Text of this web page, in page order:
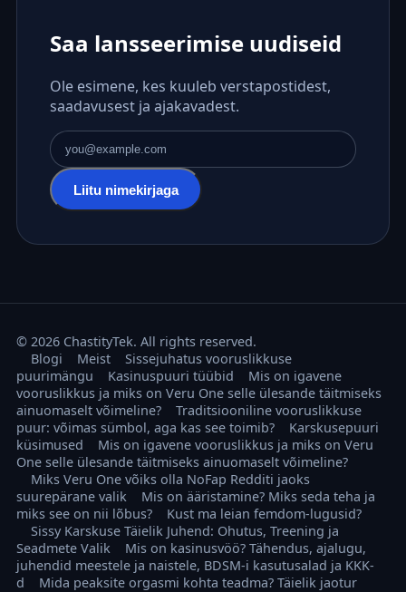
Saa lansseerimise uudiseid
Ole esimene, kes kuuleb verstapostidest,
saadavusest ja ajakavadest.
E-posti aadress
Liitu nimekirjaga
© 2026 ChastityTek. All rights reserved.
Blogi
Meist
Sissejuhatus vooruslikkuse
puurimängu
Kasinuspuuri tüübid
Mis on igavene
vooruslikkus ja miks on Veru One selle ülesande täitmiseks
ainuomaselt võimeline?
Traditsiooniline vooruslikkuse
puur: võimas sümbol, aga kas see toimib?
Karskusepuuri
küsimused
Mis on igavene vooruslikkus ja miks on Veru
One selle ülesande täitmiseks ainuomaselt võimeline?
Miks Veru One võiks olla NoFap Redditi jaoks
suurepärane valik
Mis on ääristamine? Miks seda teha ja
miks see on nii lõbus?
Kust ma leian femdom-lugusid?
Sissy Karskuse Täielik Juhend: Ohutus, Treening ja
Seadmete Valik
Mis on kasinusvöö? Tähendus, ajalugu,
juhendid meestele ja naistele, BDSM-i kasutusalad ja KKK-
d
Mida peaksite orgasmi kohta teadma? Täielik jaotur